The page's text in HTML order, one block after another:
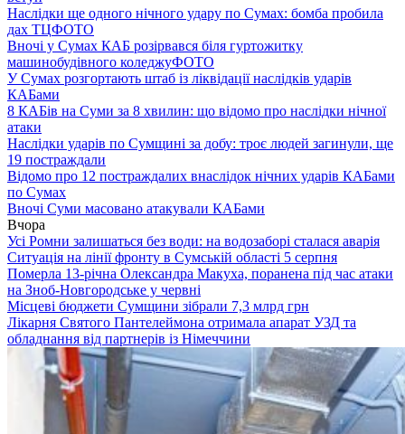
Наслідки ще одного нічного удару по Сумах: бомба пробила
дах ТЦФОТО
Вночі у Сумах КАБ розірвався біля гуртожитку
машинобудівного коледжуФОТО
У Сумах розгортають штаб із ліквідації наслідків ударів
КАБами
8 КАБів на Суми за 8 хвилин: що відомо про наслідки нічної
атаки
Наслідки ударів по Сумщині за добу: троє людей загинули, ще
19 постраждали
Відомо про 12 постраждалих внаслідок нічних ударів КАБами
по Сумах
Вночі Суми масовано атакували КАБами
Вчора
Усі Ромни залишаться без води: на водозаборі сталася аварія
Ситуація на лінії фронту в Сумській області 5 серпня
Померла 13-річна Олександра Макуха, поранена під час атаки
на Зноб-Новгородське у червні
Місцеві бюджети Сумщини зібрали 7,3 млрд грн
Лікарня Святого Пантелеймона отримала апарат УЗД та
обладнання від партнерів із Німеччини